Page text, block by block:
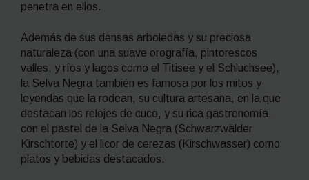
penetra en ellos.
Además de sus densas arboledas y su preciosa
naturaleza (con una suave orografía, pintorescos
valles, y ríos y lagos como el Titisee y el Schluchsee),
la Selva Negra también es famosa por los mitos y
leyendas que la rodean, su cultura artesana, en la que
destacan los relojes de cuco, y su rica gastronomía,
con el pastel de la Selva Negra (Schwarzwälder
Kirschtorte) y el licor de cerezas (Kirschwasser) como
platos y bebidas destacados.